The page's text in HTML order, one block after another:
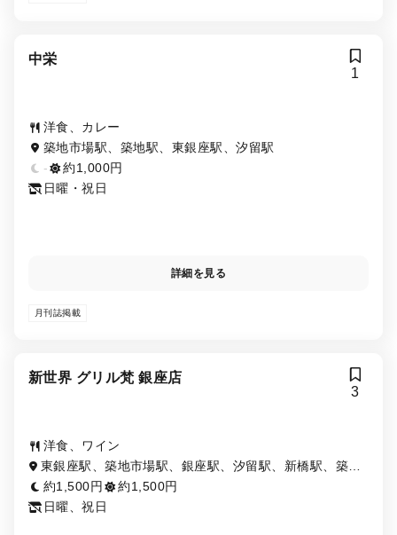
中栄
1
洋食、カレー
築地市場駅、築地駅、東銀座駅、汐留駅
-
約1,000円
日曜・祝日
詳細を見る
月刊誌掲載
新世界 グリル梵 銀座店
3
洋食、ワイン
東銀座駅、築地市場駅、銀座駅、汐留駅、新橋駅、築地
駅、銀座一丁目駅
約1,500円
約1,500円
日曜、祝日